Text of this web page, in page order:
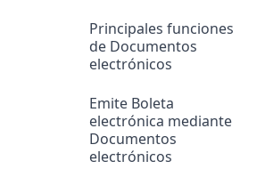
Principales funciones
de Documentos
electrónicos
Emite Boleta
electrónica mediante
Documentos
electrónicos